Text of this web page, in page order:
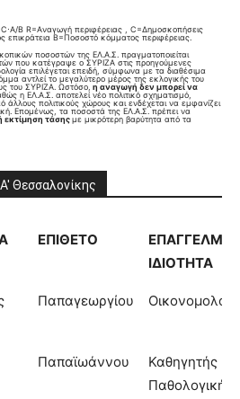
B​ R=Aναγωγή περιφέρειας , C=Δημοσκοπήσεις
επικράτεια B=Ποσοστό κόμματος περιφέρειας.
ποσοστών της ΕΛ.Α.Σ. πραγματοποιείται
που κατέγραψε ο ΣΥΡΙΖΑ στις προηγούμενες
επιλέγεται επειδή, σύμφωνα με τα διαθέσιμα
αντλεί το μεγαλύτερο μέρος της εκλογικής του
του ΣΥΡΙΖΑ. Ωστόσο, η αναγωγή δεν μπορεί να
η ΕΛ.Α.Σ. αποτελεί νέο πολιτικό σχηματισμό,
πολιτικούς χώρους και ενδέχεται να εμφανίζει
Επομένως, τα ποσοστά της ΕΛ.Α.Σ. πρέπει να
εκτίμηση τάσηςμε μικρότερη βαρύτητα από τα
Θεσσαλονίκης
ΕΠΙΘΕΤΟ
ΕΠΑΓΓΕΛΜΑ /
ΙΔΙΟΤΗΤΑ
Παπαγεωργίου
Παπαϊωάννου
Καθηγητής
Παθολογικής